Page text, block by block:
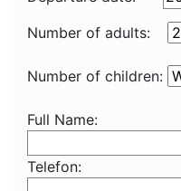
Number of adults:
Number of children:
Full Name:
Telefon: